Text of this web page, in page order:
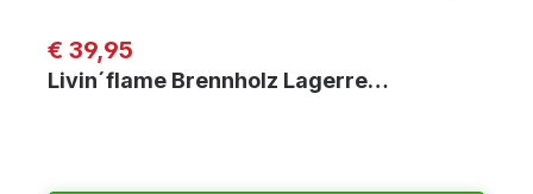
Regulärer Preis:
€ 39,95
Livin´flame Brennholz Lagerre…